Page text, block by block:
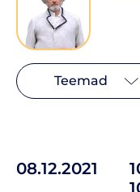
Teemad
08.12.2021